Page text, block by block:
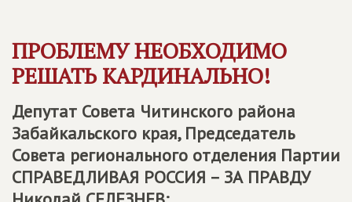
ПРОБЛЕМУ НЕОБХОДИМО
РЕШАТЬ КАРДИНАЛЬНО!
Депутат Совета Читинского района
Забайкальского края, Председатель
Совета регионального отделения Партии
СПРАВЕДЛИВАЯ РОССИЯ – ЗА ПРАВДУ